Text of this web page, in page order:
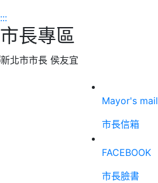
:::
市長專區
Mayor's mail
市長信箱
FACEBOOK
市長臉書